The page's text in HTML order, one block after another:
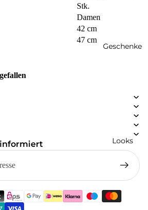
Geschenke
Looks
Stk.
Damen
42 cm
47 cm